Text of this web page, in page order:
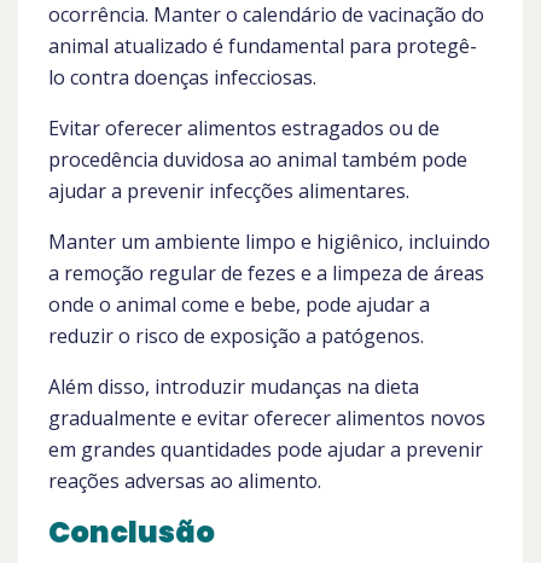
ocorrência. Manter o calendário de vacinação do
animal atualizado é fundamental para protegê-
lo contra doenças infecciosas.
Evitar oferecer alimentos estragados ou de
procedência duvidosa ao animal também pode
ajudar a prevenir infecções alimentares.
Manter um ambiente limpo e higiênico, incluindo
a remoção regular de fezes e a limpeza de áreas
onde o animal come e bebe, pode ajudar a
reduzir o risco de exposição a patógenos.
Além disso, introduzir mudanças na dieta
gradualmente e evitar oferecer alimentos novos
em grandes quantidades pode ajudar a prevenir
reações adversas ao alimento.
Conclusão